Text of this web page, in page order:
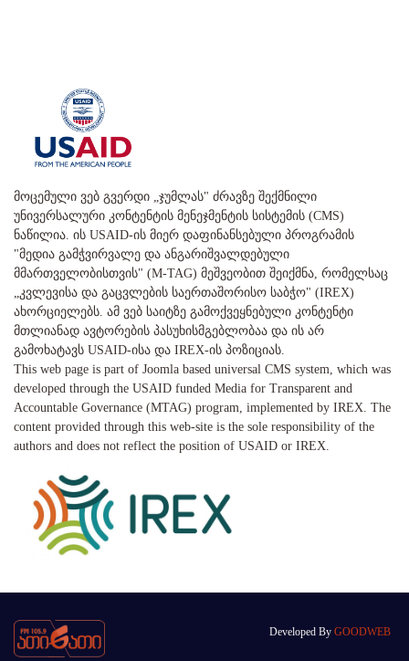
მოცემული ვებ გვერდი „ჯუმლას" ძრავზე შექმნილი
უნივერსალური კონტენტის მენეჯმენტის სისტემის (CMS)
ნაწილია. ის USAID-ის მიერ დაფინანსებული პროგრამის
"მედია გამჭვირვალე და ანგარიშვალდებული
მმართველობისთვის" (M-TAG) მეშვეობით შეიქმნა, რომელსაც
„კვლევისა და გაცვლების საერთაშორისო საბჭო" (IREX)
ახორციელებს. ამ ვებ საიტზე გამოქვეყნებული კონტენტი
მთლიანად ავტორების პასუხისმგებლობაა და ის არ
გამოხატავს USAID-ისა და IREX-ის პოზიციას.
This web page is part of Joomla based universal CMS system, which was
developed through the USAID funded Media for Transparent and
Accountable Governance (MTAG) program, implemented by IREX. The
content provided through this web-site is the sole responsibility of the
authors and does not reflect the position of USAID or IREX.
Developed By GOODWEB